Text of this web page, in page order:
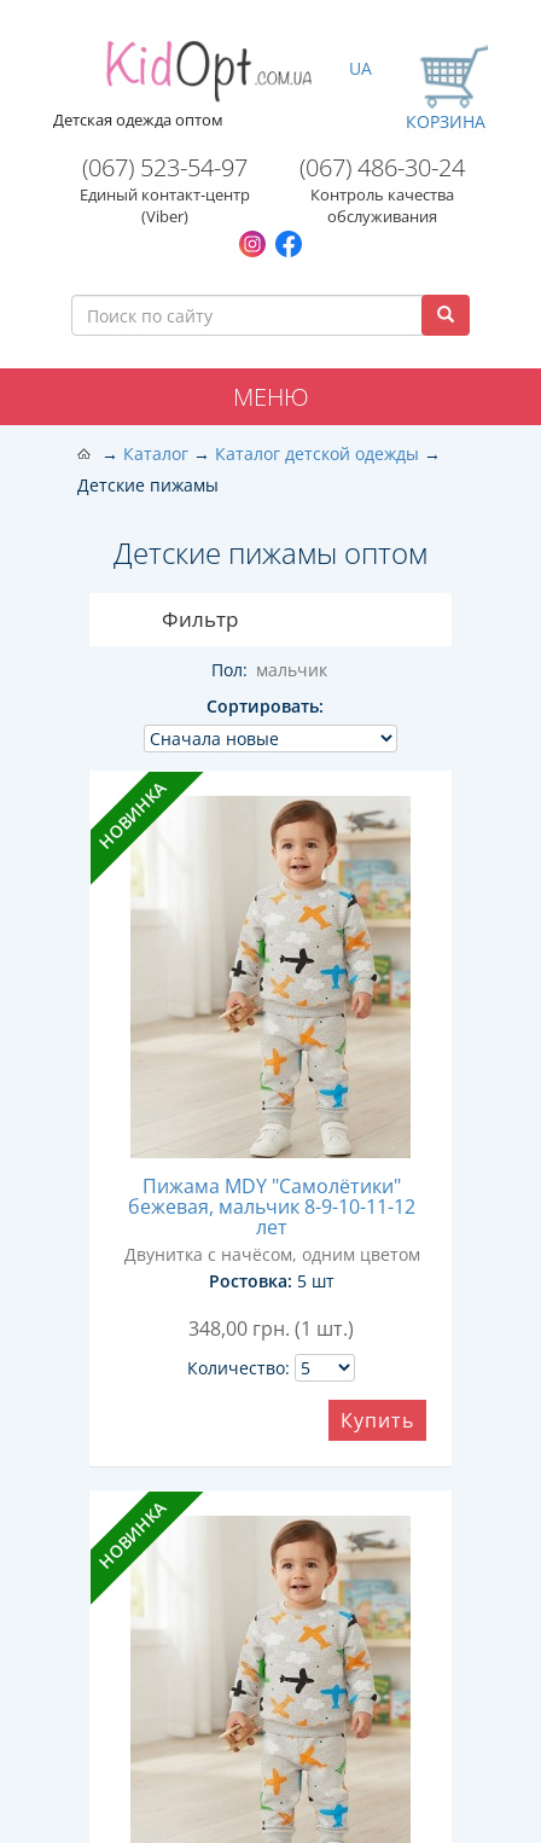
Детская одежда оптом
(067) 523-54-97
Единый контакт-центр
(Viber)
(067) 486-30-24
Контроль качества
обслуживания
UA
КОРЗИНА
МЕНЮ
Каталог
Каталог детской одежды
Детские пижамы
Детские пижамы оптом
Фильтр
Пол: мальчик
Сортировать:
НОВИНКА
Пижама MDY "Самолётики"
бежевая, мальчик 8-9-10-11-12
лет
Двунитка с начёсом, одним цветом
Ростовка: 5 шт
348,00 грн. (1 шт.)
Количество:
Купить
НОВИНКА